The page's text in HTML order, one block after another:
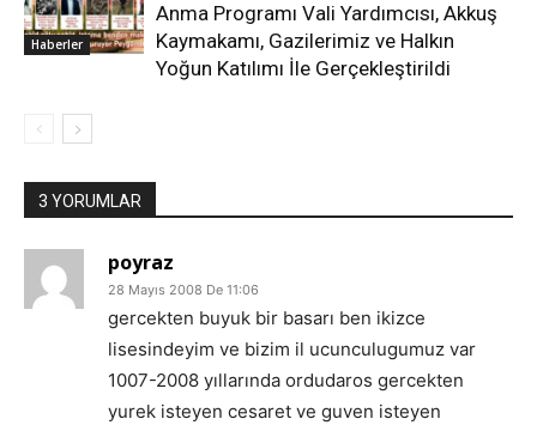
Haberler
Anma Programı Vali Yardımcısı, Akkuş
Kaymakamı, Gazilerimiz ve Halkın
Yoğun Katılımı İle Gerçekleştirildi
3 YORUMLAR
poyraz
28 Mayıs 2008 De 11:06
gercekten buyuk bir basarı ben ikizce
lisesindeyim ve bizim il ucunculugumuz var
1007-2008 yıllarında ordudaros gercekten
yurek isteyen cesaret ve guven isteyen